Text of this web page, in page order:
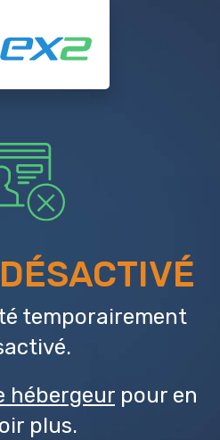
temporairement
hébergeur pour en
plus.